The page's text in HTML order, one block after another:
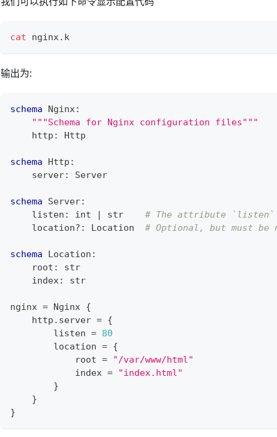
cat nginx.k
输出为:
schema Nginx:
"""Schema for Nginx configuration files"""
    http
: Http
schema Http :
    server
: Server
schema Server:
    listen
: int | str
# The attribute `listen`
    location
? : Location # Optional, but must be
schema Location :
    root
:
str
    index
: str
nginx = Nginx {
    http
. server = {
        listen
= 80
        location
= {
            root
=
"/var/www/html"
            index
=
"index.html"
}
}
}